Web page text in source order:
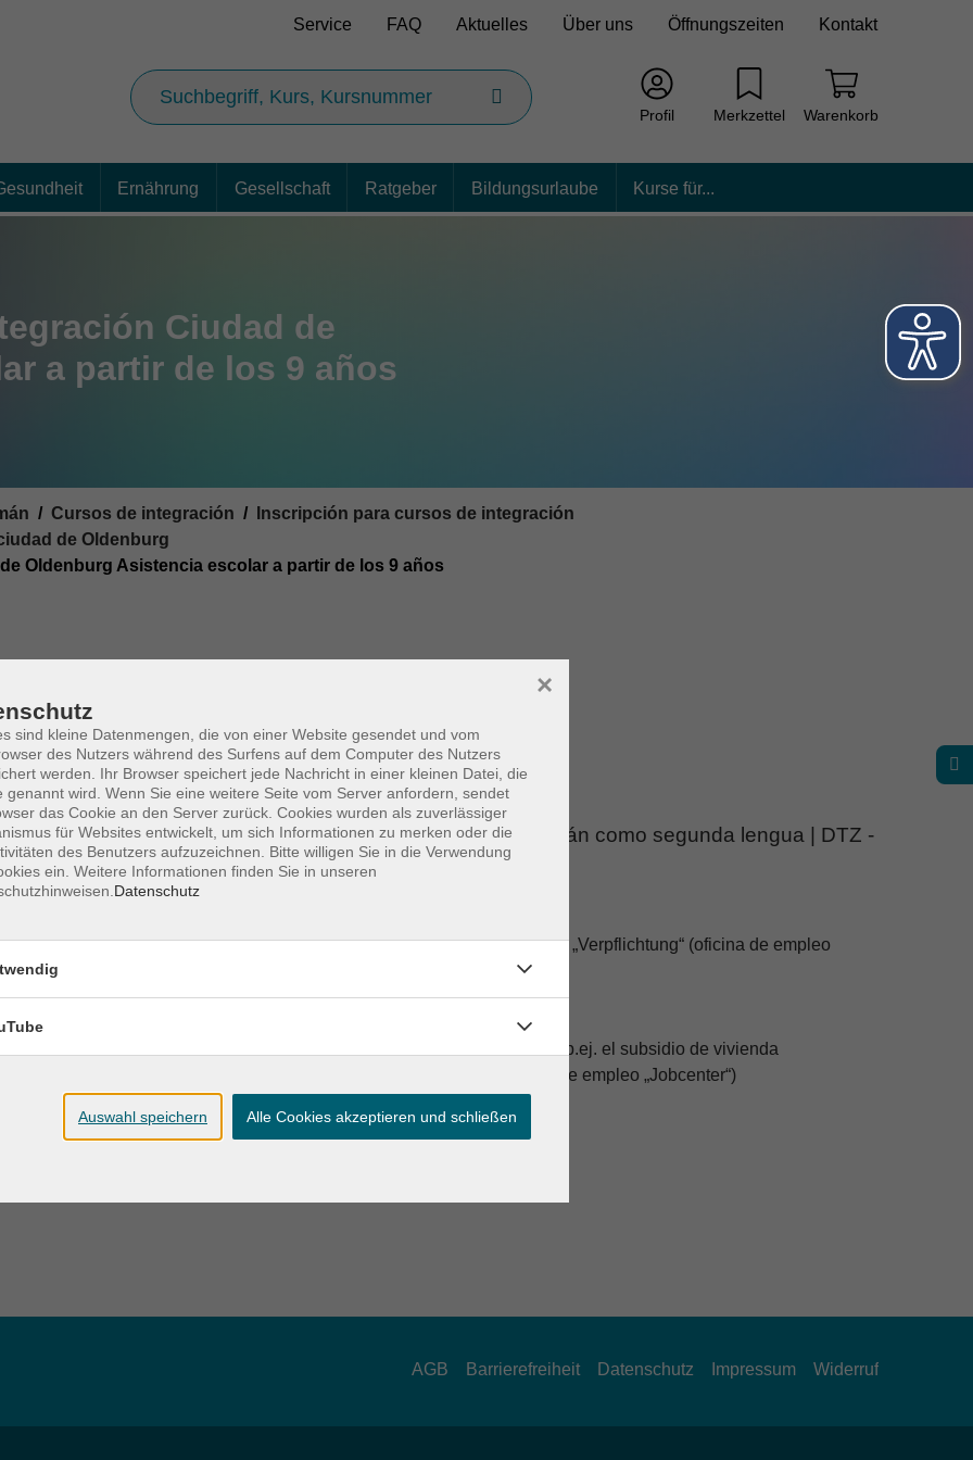
Service FAQ Aktuelles Über uns Öffnungszeiten Kontakt
Profil Merkzettel Warenkorb
Ernährung Gesellschaft Ratgeber Bildungsurlaube Kurse für...
Ciudad de
a partir de los 9 años
Cursos de integración
Inscripción para cursos de integración
de Oldenburg
Oldenburg Asistencia escolar a partir de los 9 años
Wieruchowska-Braun
generales de integración | Cursos de alfabetización en alemán como segunda lengua | DTZ -
Certificado de autorización „Berechtigungsschein“ (BAMF) u obligación „Verpflichtung“ (oficina de empleo
„Jobcenter“/oficina de extranjería „Ausländerbehörde“)
Documento de identidad válido
Certificado de registro
Justificante de ingresos (nómina) o notificación de prestaciones (como p.ej. el subsidio de vivienda
„Wohngeldbescheid“ u otro documento similar expedido por el oficina de empleo „Jobcenter“)
no es posible sin autorización o compromiso.
AGB Barrierefreiheit Datenschutz Impressum Widerruf
sind kleine Datenmengen, die von einer Website gesendet und vom
des Nutzers während des Surfens auf dem Computer des Nutzers
werden. Ihr Browser speichert jede Nachricht in einer kleinen Datei, die
genannt wird. Wenn Sie eine weitere Seite vom Server anfordern, sendet
das Cookie an den Server zurück. Cookies wurden als zuverlässiger
für Websites entwickelt, um sich Informationen zu merken oder die
des Benutzers aufzuzeichnen. Bitte willigen Sie in die Verwendung
ein. Weitere Informationen finden Sie in unseren
Datenschutz
×
Auswahl speichern Alle Cookies akzeptieren und schließen